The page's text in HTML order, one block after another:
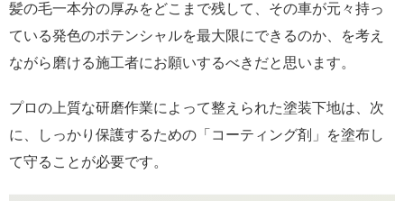
髪の毛一本分の厚みをどこまで残して、その車が元々持っ
ている発色のポテンシャルを最大限にできるのか、を考え
ながら磨ける施工者にお願いするべきだと思います。
プロの上質な研磨作業によって整えられた塗装下地は、次
に、しっかり保護するための「コーティング剤」を塗布し
て守ることが必要です。